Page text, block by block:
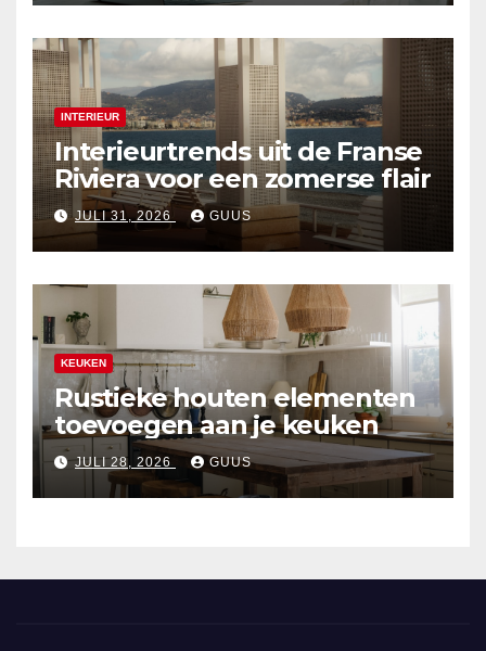
INTERIEUR
Interieurtrends uit de Franse
Riviera voor een zomerse flair
JULI 31, 2026 GUUS
KEUKEN
Rustieke houten elementen
toevoegen aan je keuken
JULI 28, 2026 GUUS